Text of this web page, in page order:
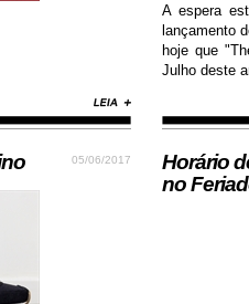
05/06/2017
A espera
lançamento
hoje que
Julho deste
Horário
no